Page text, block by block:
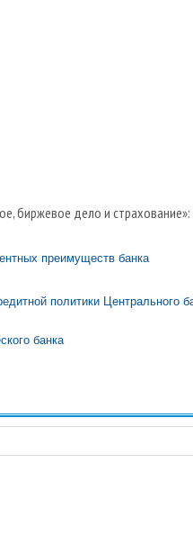
биржевое дело и страхование»:
преимуществ банка
политики Центрального
банка